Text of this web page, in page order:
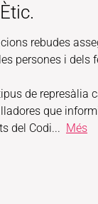
rebudes
persones i dels
de represàlia
que
del Codi... Més